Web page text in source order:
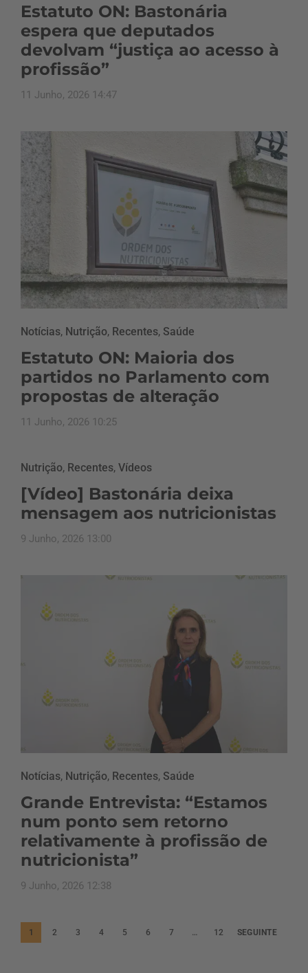
Estatuto ON: Bastonária
espera que deputados
devolvam “justiça ao acesso à
profissão”
11 Junho, 2026 14:47
Notícias, Nutrição, Recentes, Saúde
Estatuto ON: Maioria dos
partidos no Parlamento com
propostas de alteração
11 Junho, 2026 10:25
Nutrição, Recentes, Vídeos
[Vídeo] Bastonária deixa
mensagem aos nutricionistas
9 Junho, 2026 13:00
Notícias, Nutrição, Recentes, Saúde
Grande Entrevista: “Estamos
num ponto sem retorno
relativamente à profissão de
nutricionista”
9 Junho, 2026 12:38
P
1 2 3 4 5 6 7 … 12 SEGUINTE